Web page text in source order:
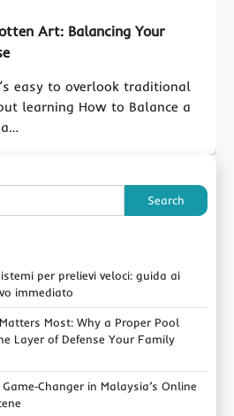
Art: Balancing Your
easy to overlook traditional
learning How to Balance a
Search
per prelievi veloci: guida ai
immediato
Most: Why a Proper Pool
Layer of Defense Your Family
in Malaysia’s Online